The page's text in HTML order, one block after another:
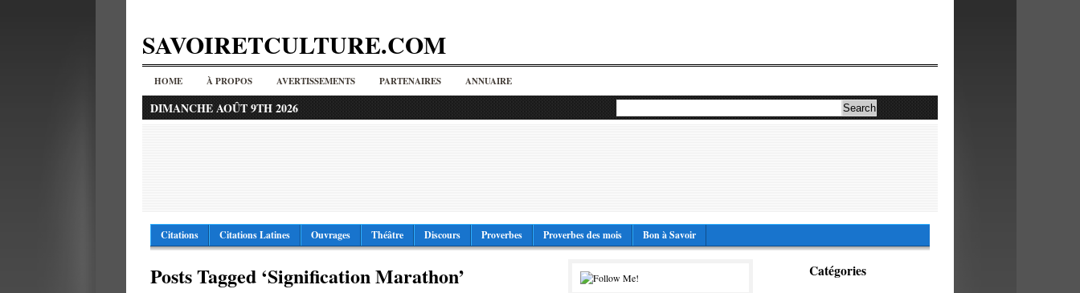
SAVOIRETCULTURE.COM
HOME À PROPOS AVERTISSEMENTS PARTENAIRES ANNUAIRE
DIMANCHE AOÛT 9TH 2026
Citations Citations Latines Ouvrages Théâtre Discours Proverbes Proverbes des mois Bon à Savoir
Catégories
Posts Tagged ‘Signification Marathon’